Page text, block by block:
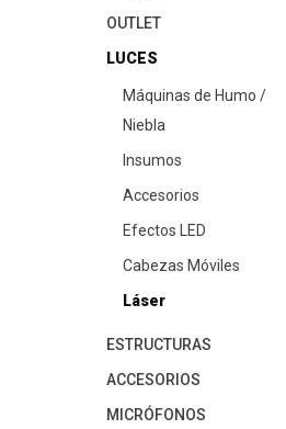
OUTLET
LUCES
Máquinas de Humo /
Niebla
Insumos
Accesorios
Efectos LED
Cabezas Móviles
Láser
ESTRUCTURAS
ACCESORIOS
MICRÓFONOS